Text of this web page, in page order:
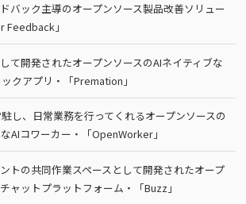
バック主導のオープンソース製品改善ソリュー
Feedback」
て開発されたオープンソースのAIネイティブな
クアプリ・「Premation」
し、日常業務を行ってくれるオープンソースの
AIコワーカー・「OpenWorker」
トの共同作業スペースとして開発されたオープ
ャットプラットフォーム・「Buzz」